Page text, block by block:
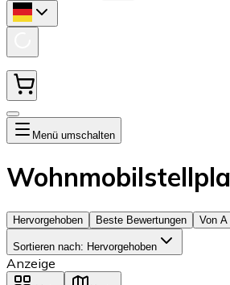
Menü umschalten
Hervorgehoben Beste Bewertungen Von
Sortieren nach: Hervorgehoben
Anzeige